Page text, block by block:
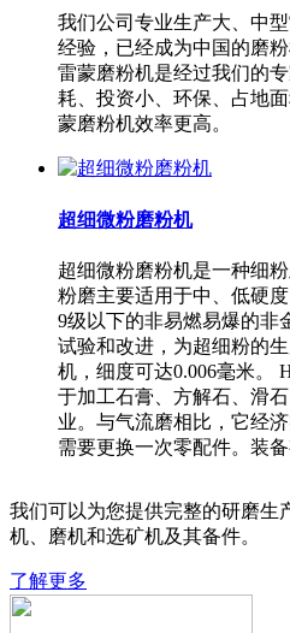
我们公司专业生产大、中
经验，已经成为中国的磨
雷蒙磨粉机是经过我们的
耗、投资小、环保、占地
蒙磨粉机效率更高。
超细微粉磨粉机
超细微粉磨粉机是一种细
粉磨主要适用于中、低硬
9级以下的非易燃易爆的非
试验和改进，为超细粉的
机，细度可达0.006毫米。
于加工石膏、方解石、滑
业。与气流磨相比，它经
需要更换一次零配件。装
我们可以为您提供完整的研磨生
机、磨机和选矿机及其备件。
了解更多